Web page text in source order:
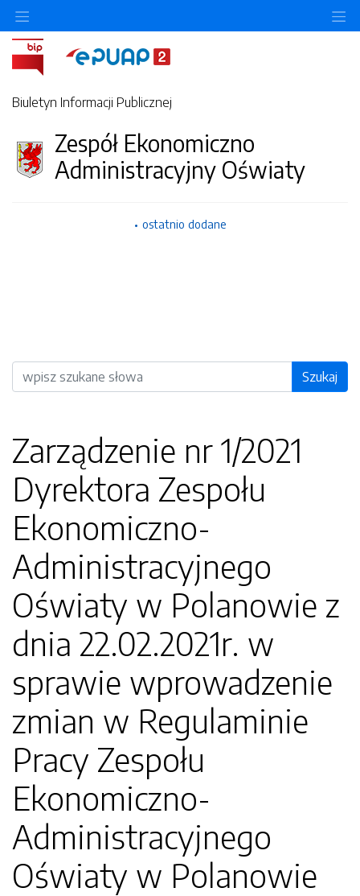
Biuletyn Informacji Publicznej
Zespół Ekonomiczno
Administracyjny Oświaty
ostatnio dodane
Wyszukiwarka Szukaj
Zarządzenie nr 1/2021
Dyrektora Zespołu
Ekonomiczno-
Administracyjnego
Oświaty w Polanowie z
dnia 22.02.2021r. w
sprawie wprowadzenie
zmian w Regulaminie
Pracy Zespołu
Ekonomiczno-
Administracyjnego
Oświaty w Polanowie